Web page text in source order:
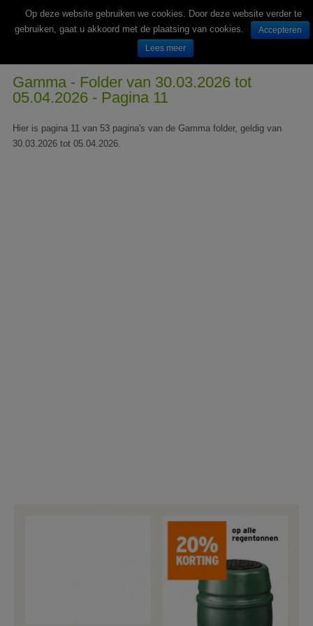
Wekelijks nieuwe folders van Nederlandse supermarkten en winkels
Gamma - Folder van 30.03.2026 tot
05.04.2026 - Pagina 11
Hier is pagina 11 van 53 pagina's van de Gamma folder, geldig van
30.03.2026 tot 05.04.2026.
Op deze website gebruiken we cookies. Door deze website verder te
gebruiken, gaat u akkoord met de plaatsing van cookies.
Accepteren
Lees meer